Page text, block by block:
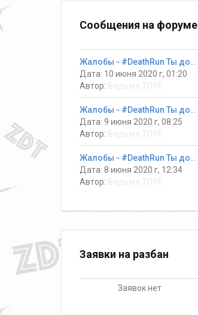
Сообщения на форуме
Дата: 10 июня 2020 г, 01:20
Автор:
Дата: 9 июня 2020 г, 08:25
Автор:
Дата: 8 июня 2020 г, 12:34
Автор:
Заявки на разбан
Заявок нет